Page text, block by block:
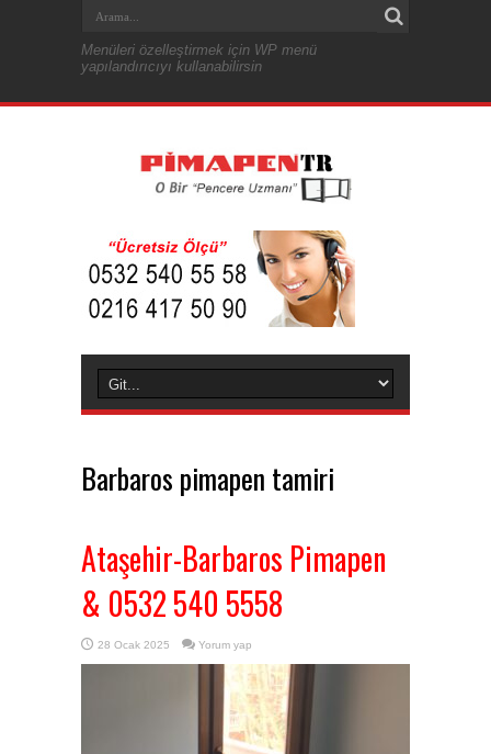
Menüleri özelleştirmek için WP menü
yapılandırıcıyı kullanabilirsin
Barbaros pimapen tamiri
Ataşehir-Barbaros Pimapen
& 0532 540 5558
28 Ocak 2025 Yorum yap